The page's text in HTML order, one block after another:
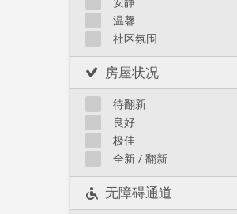
温馨
社区氛围
房屋状况
待翻新
良好
极佳
全新 / 翻新
无障碍通道